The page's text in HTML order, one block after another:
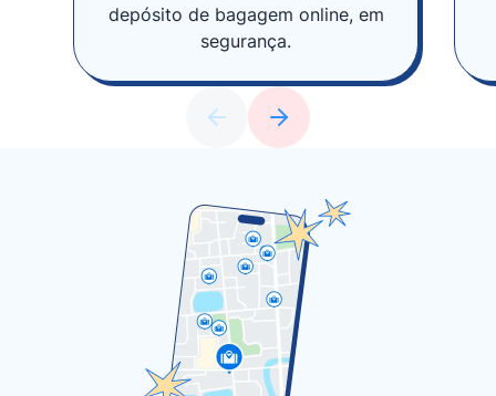
depósito de bagagem online, em
segurança.